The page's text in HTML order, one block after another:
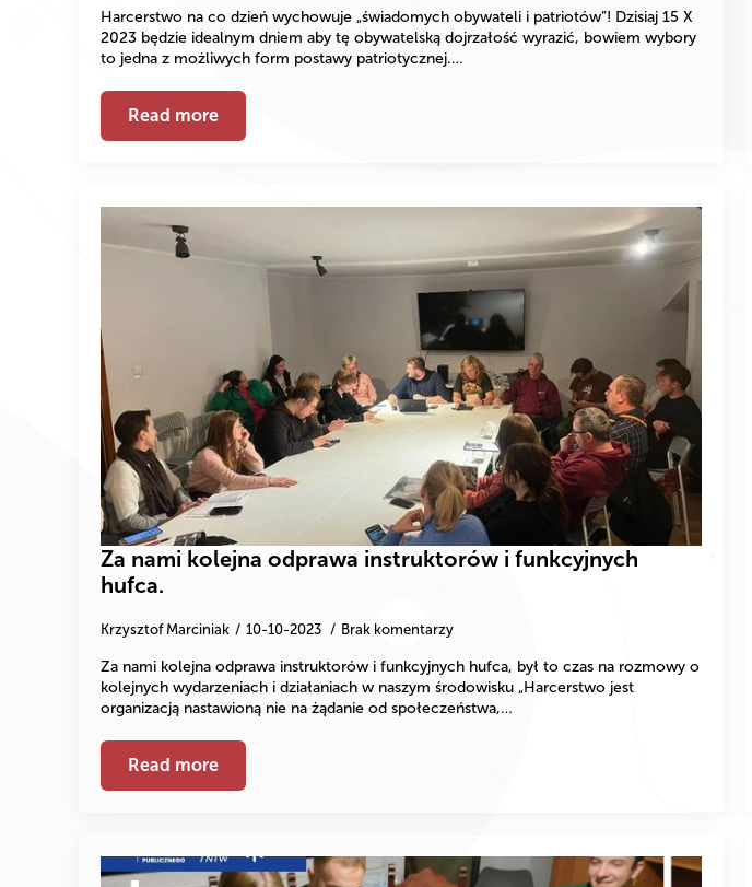
Harcerstwo na co dzień wychowuje „świadomych obywateli i patriotów”! Dzisiaj 15 X
2023 będzie idealnym dniem aby tę obywatelską dojrzałość wyrazić, bowiem wybory
to jedna z możliwych form postawy patriotycznej.…
Read more
Za nami kolejna odprawa instruktorów i funkcyjnych
hufca.
Krzysztof Marciniak 10-10-2023 Brak komentarzy
Za nami kolejna odprawa instruktorów i funkcyjnych hufca, był to czas na rozmowy o
kolejnych wydarzeniach i działaniach w naszym środowisku „Harcerstwo jest
organizacją nastawioną nie na żądanie od społeczeństwa,…
Read more